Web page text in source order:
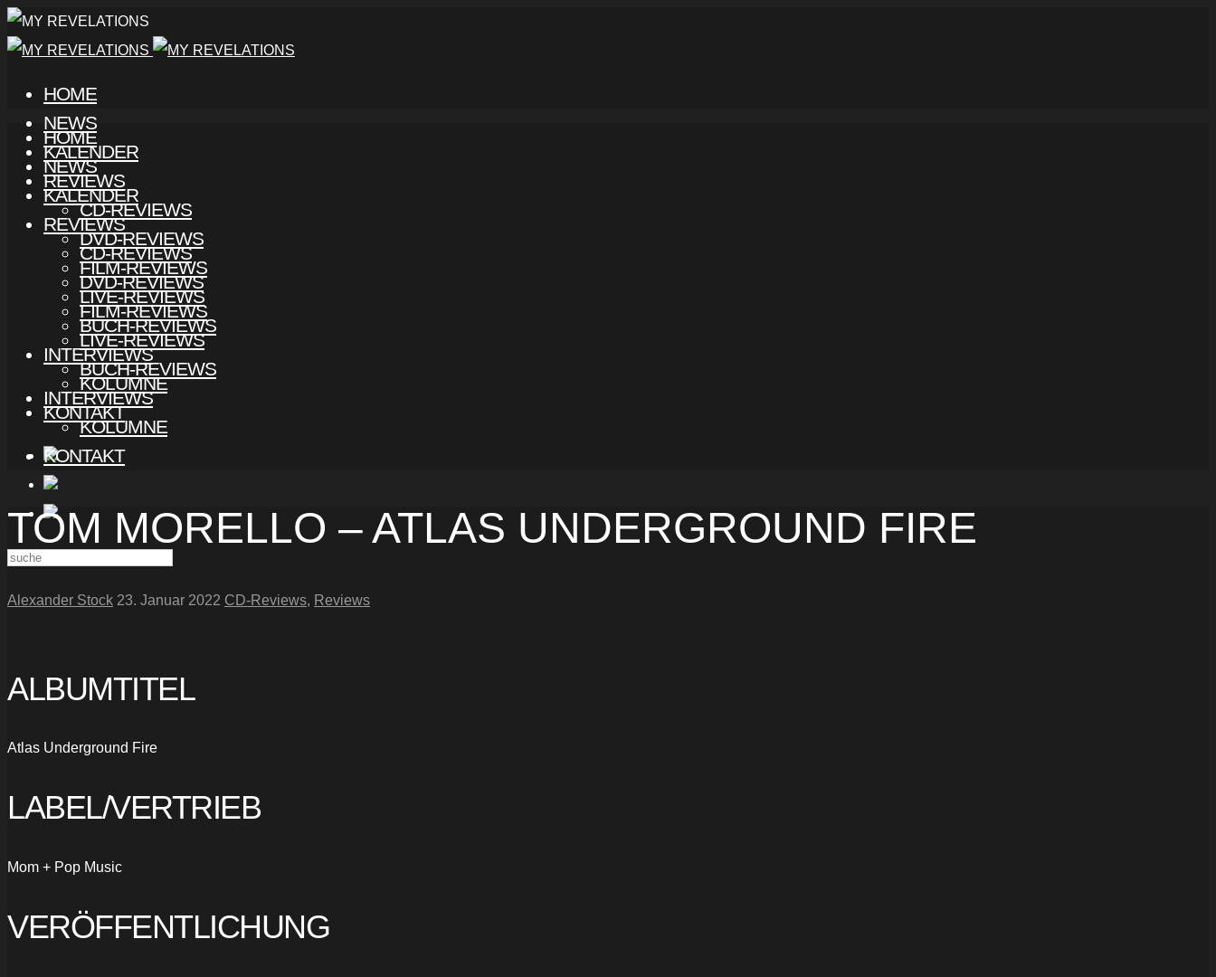
HOME
NEWS
KALENDER
REVIEWS
CD-REVIEWS
DVD-REVIEWS
FILM-REVIEWS
LIVE-REVIEWS
BUCH-REVIEWS
INTERVIEWS
KOLUMNE
KONTAKT
HOME
NEWS
KALENDER
REVIEWS
CD-REVIEWS
DVD-REVIEWS
FILM-REVIEWS
LIVE-REVIEWS
BUCH-REVIEWS
INTERVIEWS
KOLUMNE
KONTAKT
TOM MORELLO – ATLAS UNDERGROUND FIRE
Alexander Stock 23. Januar 2022 CD-Reviews, Reviews
ALBUMTITEL
Atlas Underground Fire
LABEL/VERTRIEB
Mom + Pop Music
VERÖFFENTLICHUNG